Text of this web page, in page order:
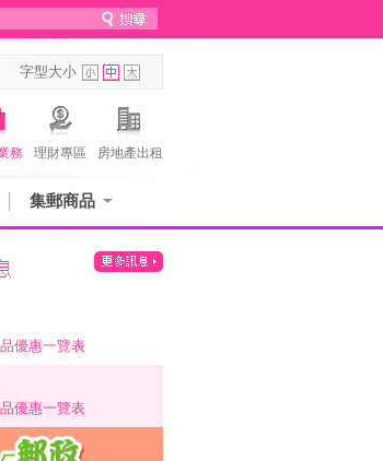
字型大小
務 理財專區 房地產出租
集郵商品
優惠一覽表
優惠一覽表